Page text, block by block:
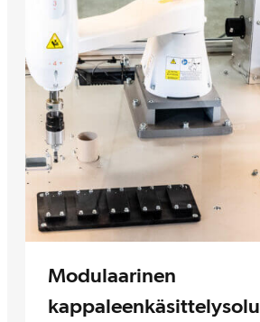
Modulaarinen
kappaleenkäsittelysolu